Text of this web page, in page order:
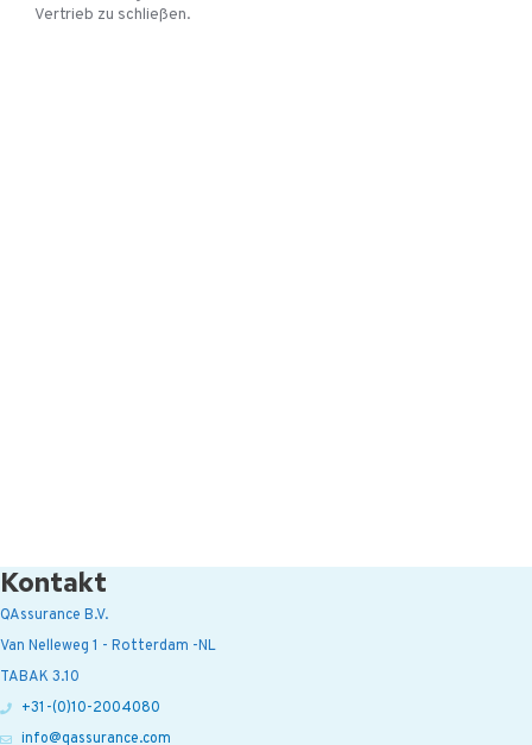
Vertrieb zu schließen.
Kontakt
QAssurance B.V.
Van Nelleweg 1 - Rotterdam -NL
TABAK 3.10
+31-(0)10-2004080
info@qassurance.com